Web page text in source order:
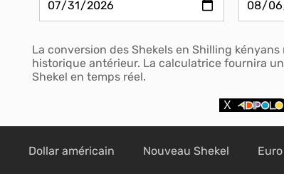
La conversion des Shekels en Shilling
historique antérieur. La calculatrice fournira
Shekel en temps réel.
Dollar américain Nouveau Shekel Euro